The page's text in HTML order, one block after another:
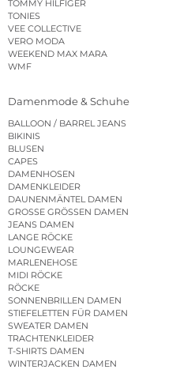
TOMMY HILFIGER
TONIES
VEE COLLECTIVE
VERO MODA
WEEKEND MAX MARA
WMF
Damenmode & Schuhe
BALLOON / BARREL JEANS
BIKINIS
BLUSEN
CAPES
DAMENHOSEN
DAMENKLEIDER
DAUNENMÄNTEL DAMEN
GROSSE GRÖSSEN DAMEN
JEANS DAMEN
LANGE RÖCKE
LOUNGEWEAR
MARLENEHOSE
MIDI RÖCKE
RÖCKE
SONNENBRILLEN DAMEN
STIEFELETTEN FÜR DAMEN
SWEATER DAMEN
TRACHTENKLEIDER
T-SHIRTS DAMEN
WINTERJACKEN DAMEN